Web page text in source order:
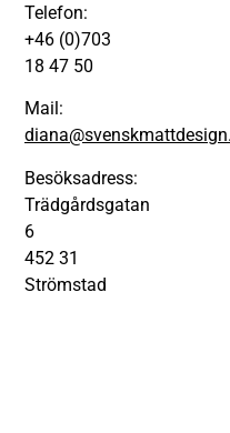
Telefon:
+46 (0)703
18 47 50
Mail:
Besöksadress:
Trädgårdsgatan
6
452 31
Strömstad